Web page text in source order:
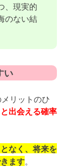
、現実的
のない結
い
リットのひ
出会える確率
なく、将来を
ます